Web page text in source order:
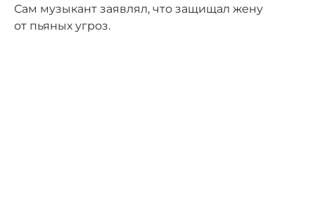
Сам музыкант заявлял, что защищал жену
от пьяных угроз.